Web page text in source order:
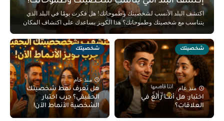
اكتشف البلد الأنسب لشخصيتك وطموحاتك! هل فكرت يومًا في البلد الذي
يتناسب مع شخصيتك وطموحاتك؟ هذا الكويز يساعدك على اكتشاف المكان
الذي قد يكون الأنسب لك بناءً على إجاباتك. لو بتفكر تسافر بس عشان
تسيب شغلك، خد بالك، السفر مش بس فرفشة، ده شغل كبير برضه!
شخصيتك
منذ عام
اختبار: هل أنت رائع في
العلاقات؟
شخصيتك
منذ عام
هل تعرف نمط شخصيتك
الحقيقي؟ جرب اختبار
الشخصية الأنماط الآن!